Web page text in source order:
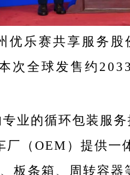
优乐赛共享服务
本次全球发售约
业的循环包装服
厂（OEM）提供一
板条箱、周转容